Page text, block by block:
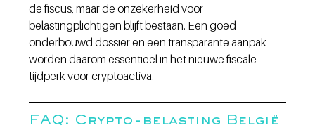
de fiscus, maar de onzekerheid voor
belastingplichtigen blijft bestaan. Een goed
onderbouwd dossier en een transparante aanpak
worden daarom essentieel in het nieuwe fiscale
tijdperk voor cryptoactiva.
FAQ: Crypto-belasting België